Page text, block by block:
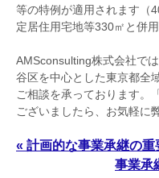
等の特例が適用されます（
定居住用宅地等330㎡と併
AMSconsulting株式会社で
谷区を中心とした東京都全
ご相談を承っております。
ございましたら、お気軽に
« 計画的な事業承継の重
事業承